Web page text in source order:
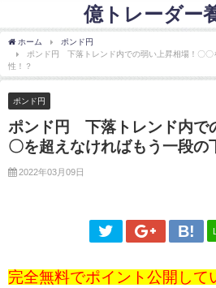
億トレーダー
ホーム
ポンド円
ポンド円 下落トレンド内での弱い上昇相場！〇〇
性！？
ポンド円
ポンド円 下落トレンド内で
〇を超えなければもう一段の
2022年03月09日
完全無料でポイント公開して